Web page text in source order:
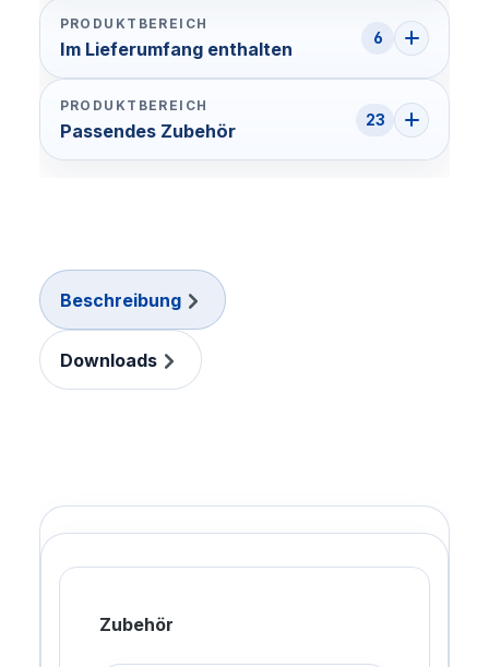
PRODUKTBEREICH
Im Lieferumfang enthalten
6
PRODUKTBEREICH
Passendes Zubehör
23
Beschreibung
Downloads
Zubehör